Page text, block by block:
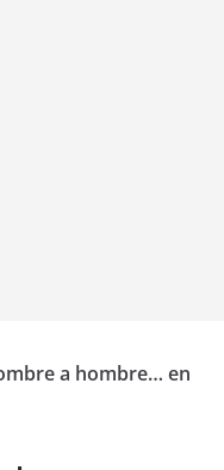
a hombre… en